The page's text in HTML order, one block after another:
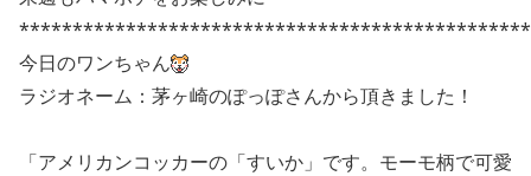
今日のワンちゃん
ラジオネーム：茅ヶ崎のぽっぽさんから頂きました！
「アメリカンコッカーの「すいか」です。モーモ柄で可愛